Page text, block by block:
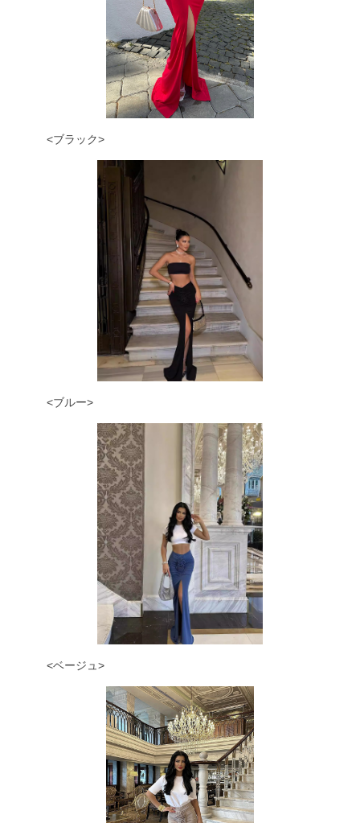
<ブラック>
<ブルー>
<ベージュ>